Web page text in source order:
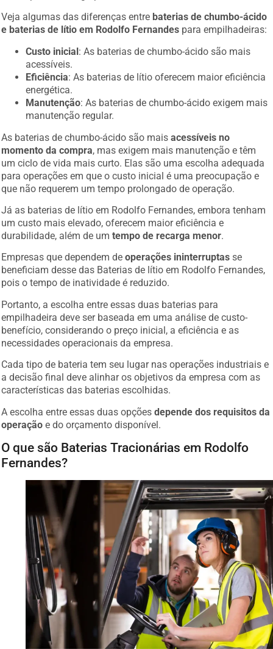
Veja algumas das diferenças entre baterias de chumbo-ácido
e baterias de lítio em Rodolfo Fernandes para empilhadeiras:
Custo inicial: As baterias de chumbo-ácido são mais
acessíveis.
Eficiência: As baterias de lítio oferecem maior eficiência
energética.
Manutenção: As baterias de chumbo-ácido exigem mais
manutenção regular.
As baterias de chumbo-ácido são maisacessíveis no
momento da compra, mas exigem mais manutenção e têm
um ciclo de vida mais curto. Elas são uma escolha adequada
para operações em que o custo inicial é uma preocupação e
que não requerem um tempo prolongado de operação.
Já as baterias de lítio em Rodolfo Fernandes, embora tenham
um custo mais elevado, oferecem maior eficiência e
durabilidade, além de umtempo de recarga menor.
Empresas que dependem deoperações ininterruptas se
beneficiam desse das Baterias de lítio em Rodolfo Fernandes,
pois o tempo de inatividade é reduzido.
Portanto, a escolha entre essas duas baterias para
empilhadeira deve ser baseada em uma análise de custo-
benefício, considerando o preço inicial, a eficiência e as
necessidades operacionais da empresa.
Cada tipo de bateria tem seu lugar nas operações industriais e
a decisão final deve alinhar os objetivos da empresa com as
características das baterias escolhidas.
A escolha entre essas duas opçõesdepende dos requisitos da
operação e do orçamento disponível.
O que são Baterias Tracionárias em Rodolfo
Fernandes?